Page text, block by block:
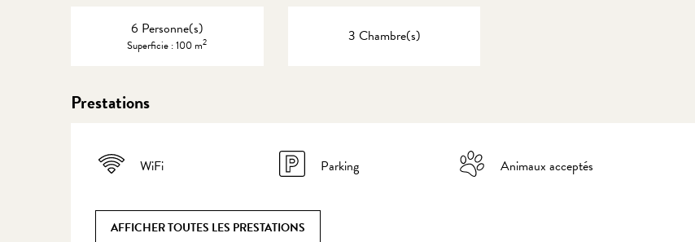
6 Personne(s)
Superficie : 100 m2 3 Chambre(s)
Prestations
WiFi Parking Animaux acceptés
AFFICHER TOUTES LES PRESTATIONS